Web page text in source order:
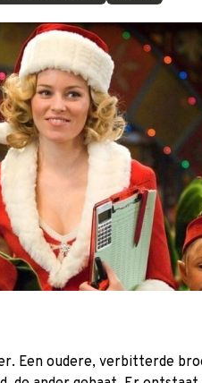
Een oudere, verbitterde